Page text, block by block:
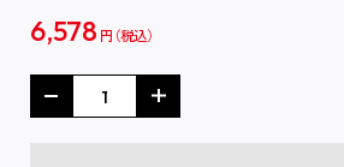
6,578 円